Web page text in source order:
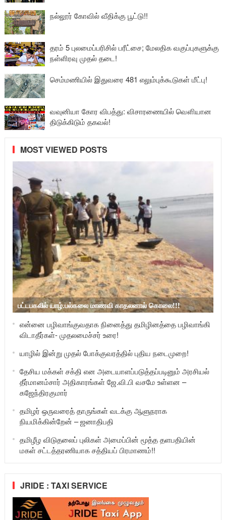
நல்லூர் கோவில் வீதிக்கு பூட்டு!!
தரம் 5 புலமைப்பரிசில் பரீட்சை; மேலதிக வகுப்புகளுக்கு
நள்ளிரவு முதல் தடை!
செம்மணியில் இதுவரை 481 எலும்புக்கூடுகள் மீட்பு!
வவுனியா கோர விபத்து: விசாரணையில் வௌியான
திடுக்கிடும் தகவல்!
MOST VIEWED POSTS
பட்டபகலில் யாழ்.பல்கலை மாணவி காதலனால் கொலை!!!
என்னை பழிவாங்குவதாக நினைத்து தமிழினத்தை பழிவாங்கி
விடாதீர்கள்- முதலமைச்சர் உரை!
யாழில் இன்று முதல் போக்குவரத்தில் புதிய நடைமுறை!
தேசிய மக்கள் சக்தி என அடையாளப்படுத்தப்படினும் அரசியல்
தீர்மானம்சார் அதிகாரங்கள் ஜே.வி.பி வசமே உள்ளன –
கஜேந்திரகுமார்
தமிழர் ஒருவரைத் தாருங்கள் வடக்கு ஆளுநராக
நியமிக்கின்றேன் – ஜனாதிபதி
தமிழீழ விடுதலைப் புலிகள் அமைப்பின் மூத்த தளபதியின்
மகள் சட்டத்தரணியாக சத்தியப் பிரமாணம்!!
JRIDE : TAXI SERVICE